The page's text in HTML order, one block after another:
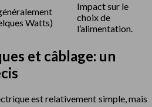
Watts)
Impact sur le
choix de
l’alimentation.
et câblage: un
est relativement simple, mais